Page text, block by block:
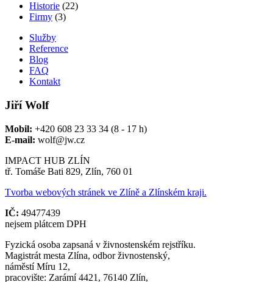
Historie (22)
Firmy (3)
Služby
Reference
Blog
FAQ
Kontakt
Jiří Wolf
Mobil: +420 608 23 33 34 (8 - 17 h)
E-mail: wolf@jw.cz
IMPACT HUB ZLÍN
tř. Tomáše Bati 829, Zlín, 760 01
Tvorba webových stránek ve Zlíně a Zlínském kraji.
IČ: 49477439
nejsem plátcem DPH
Fyzická osoba zapsaná v živnostenském rejstříku.
Magistrát mesta Zlína, odbor živnostenský,
náměstí Míru 12,
pracovište: Zarámí 4421, 76140 Zlín,